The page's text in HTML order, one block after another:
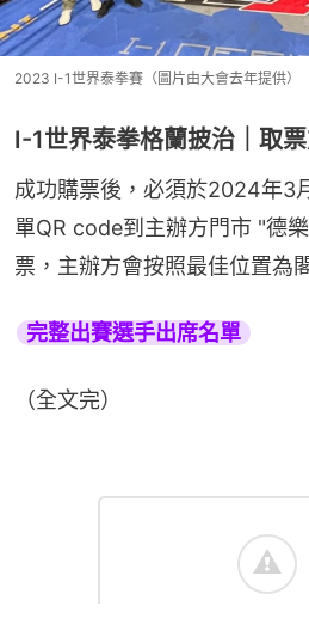
2023 I-1世界泰拳賽（圖片由大會去年提供）
I-1世界泰拳格蘭披治｜取
成功購票後，必須於2024年3
單QR code到主辦方門市 "德
票，主辦方會按照最佳位置為
完整出賽選手出席名單
（全文完）